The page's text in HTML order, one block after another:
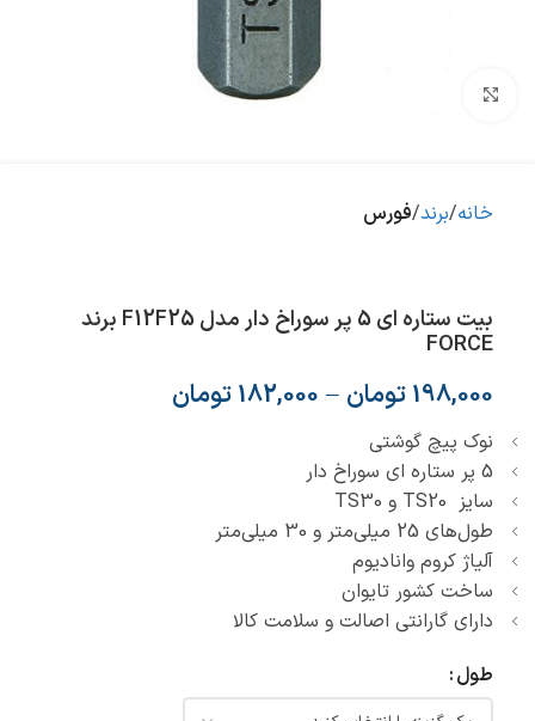
خانه برند فورس
بیت ستاره ای 5 پر سوراخ دار مدل F12F25 برند
FORCE
198,000تومان –
182,000تومان
نوک پیچ گوشتی
5 پر ستاره ای سوراخ‌ دار
سایز TS20 و TS30
طول‌های 25 میلی‌متر و 30 میلی‌متر
آلیاژ کروم وانادیوم
ساخت کشور تایوان
دارای گارانتی اصالت و سلامت کالا
طول